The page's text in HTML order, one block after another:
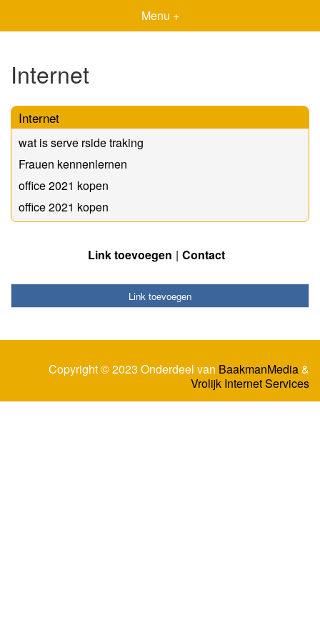
Menu +
Internet
Internet
wat is serve rside traking
Frauen kennenlernen
office 2021 kopen
office 2021 kopen
Link toevoegen Contact
Link toevoegen
Copyright © 2023 Onderdeel van BaakmanMedia&
Vrolijk Internet Services